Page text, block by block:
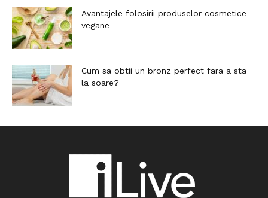
Avantajele folosirii produselor cosmetice
vegane
Cum sa obtii un bronz perfect fara a sta
la soare?